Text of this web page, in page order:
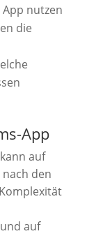
nutzen
die
App
auf
den
auf